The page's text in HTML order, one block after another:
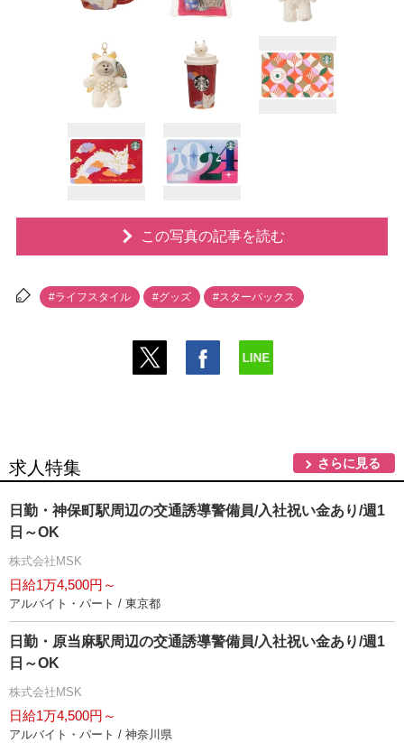
この写真の記事を読む
#ライフスタイル #グッズ #スターバックス
求人特集 さらに見る
日勤・神保町駅周辺の交通誘導警備員/入社祝い金あり/週1
日～OK
株式会社MSK
日給1万4,500円～
アルバイト・パート / 東京都
日勤・原当麻駅周辺の交通誘導警備員/入社祝い金あり/週1
日～OK
株式会社MSK
日給1万4,500円～
アルバイト・パート / 神奈川県